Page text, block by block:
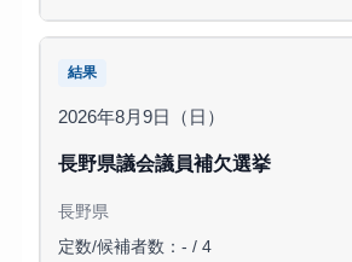
結果
2026年8月9日（日）
長野県議会議員補欠選挙
長野県
定数/候補者数：- / 4